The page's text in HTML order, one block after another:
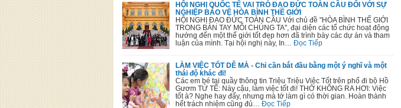
HỘI NGHỊ QUỐC TẾ VAI TRÒ ĐẠO ĐỨC TOÀN CẦU ĐỐI VỚI SỰ
NGHIỆP BẢO VỆ HÒA BÌNH THẾ GIỚI
HỘI NGHỊ ĐẠO ĐỨC TOÀN CẦU Với chủ đề "HÒA BÌNH THẾ GIỚI
TRONG BÀN TAY MỖI CHÚNG TA", đại diện các tổ chức hoạt động
hướng đến một thế giới tốt đẹp hơn đã trình bày các dự án và tham
luận của mình. Tại hội nghị này, In…
Đọc Tiếp
LÀM VIỆC TỐT DỄ MÀ - Chỉ cần bắt đầu bằng một ý nghĩ và một
thái độ khác đi!
Các em bé tại quầy thông tin Triệu Triệu Việc Tốt trên phố đi bộ Hồ
Gươm TỬ TẾ: Này cậu, làm việc tốt đi! THỞ KHÔNG RA HƠI: Việc
tốt à? Nghe hay đấy, nhưng mà tớ làm gì có thời gian. Hoàn thành
hết trách nhiệm cũng đủ…
Đọc Tiếp